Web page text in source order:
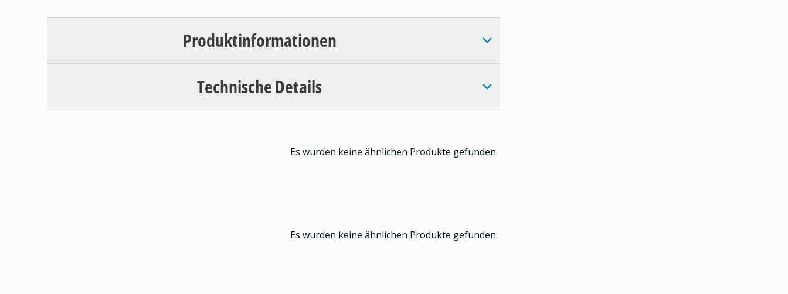
Produktinformationen
Technische Details
Es wurden keine ähnlichen Produkte gefunden.
Es wurden keine ähnlichen Produkte gefunden.